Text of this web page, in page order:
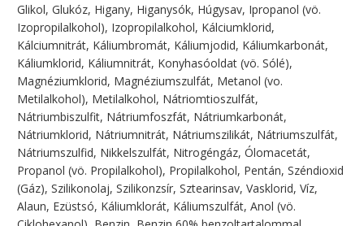
Glikol, Glukóz, Higany, Higanysók, Húgysav, Ipropanol (vö.
Izopropilalkohol), Izopropilalkohol, Kálciumklorid,
Kálciumnitrát, Káliumbromát, Káliumjodid, Káliumkarbonát,
Káliumklorid, Káliumnitrát, Konyhasóoldat (vö. Sólé),
Magnéziumklorid, Magnéziumszulfát, Metanol (vo.
Metilalkohol), Metilalkohol, Nátriomtioszulfát,
Nátriumbiszulfit, Nátriumfoszfát, Nátriumkarbonát,
Nátriumklorid, Nátriumnitrát, Nátriumszilikát, Nátriumszulfát,
Nátriumszulfid, Nikkelszulfát, Nitrogéngáz, Ólomacetát,
Propanol (vö. Propilalkohol), Propilalkohol, Pentán, Széndioxid
(Gáz), Szilikonolaj, Szilikonzsír, Sztearinsav, Vasklorid, Víz,
Alaun, Ezüstsó, Káliumklorát, Káliumszulfát, Anol (vö.